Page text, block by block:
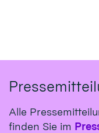
Alle
finden Sie im